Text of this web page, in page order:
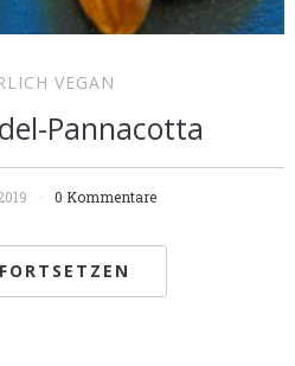
VEGAN
Pannacotta
0 Kommentare